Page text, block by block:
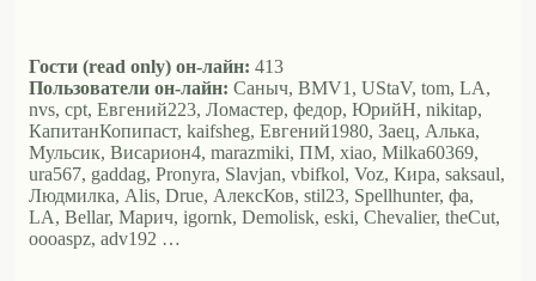
Гости (read only) он-лайн: 413
Пользователи он-лайн: Саныч, BMV1, UStaV, tom, LA,
nvs, cpt, Евгений223, Ломастер, федор, ЮрийН, nikitap,
КапитанКопипаст, kaifsheg, Евгений1980, Заец, Алька,
Мульсик, Висариoн4, marazmiki, ПМ, xiao, Milka60369,
ura567, gaddag, Pronyra, Slavjan, vbifkol, Voz, Кира, saksaul,
Людмилка, Alis, Drue, АлексКов, stil23, Spellhunter, фа,
LA, Bellar, Марич, igornk, Demolisk, eski, Chevalier, theCut,
oooaspz, adv192 …